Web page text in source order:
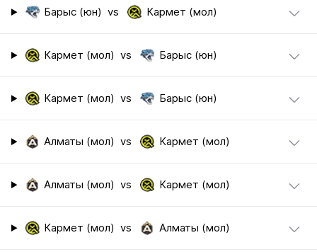
Барыс (юн) vs Кармет (мол)
Кармет (мол) vs Барыс (юн)
Кармет (мол) vs Барыс (юн)
Алматы (мол) vs Кармет (мол)
Алматы (мол) vs Кармет (мол)
Кармет (мол) vs Алматы (мол)